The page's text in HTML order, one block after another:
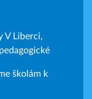
V Liberci,
školám k